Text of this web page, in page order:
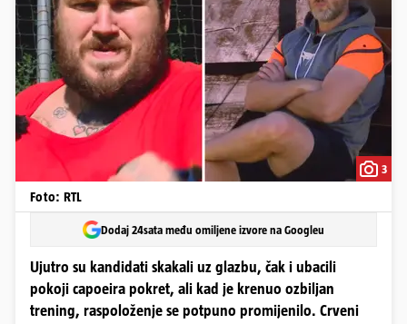
3
Foto: RTL
Dodaj 24sata među omiljene izvore na Googleu
Ujutro su kandidati skakali uz glazbu, čak i ubacili
pokoji capoeira pokret, ali kad je krenuo ozbiljan
trening, raspoloženje se potpuno promijenilo. Crveni